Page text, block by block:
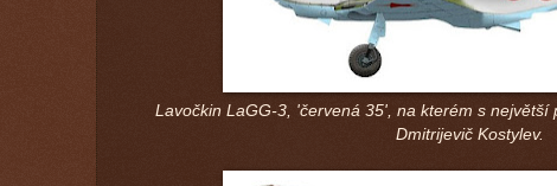
Lavočkin LaGG-3, 'červená 35', na kterém s největší
Dmitrijevič Kostylev.